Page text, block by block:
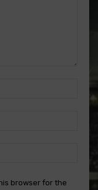
browser for the